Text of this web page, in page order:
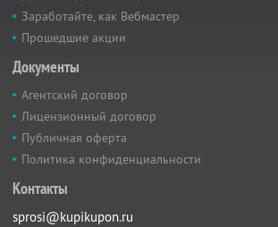
Заработайте, как Вебмастер
Прошедшие акции
Документы
Агентский договор
Лицензионный договор
Публичная оферта
Политика конфиденциальности
Контакты
sprosi@kupikupon.ru